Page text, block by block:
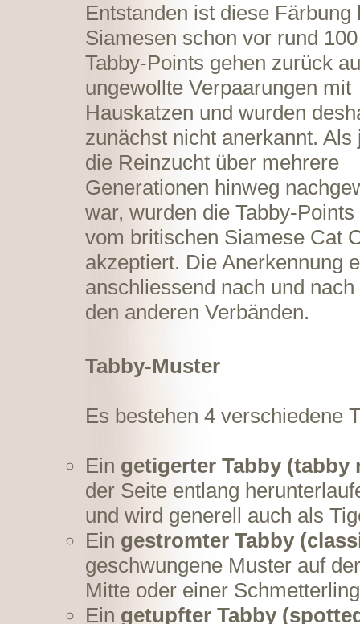
Entstanden ist diese Färbung
Siamesen schon vor rund
Tabby-Points gehen zurück
ungewollte Verpaarungen mit
Hauskatzen und wurden
zunächst nicht anerkannt. Als
die Reinzucht über mehrere
Generationen hinweg
war, wurden die Tabby-Points
vom britischen Siamese Cat
akzeptiert. Die Anerkennung
anschliessend nach und
den anderen Verbänden.
Tabby-Muster
Es bestehen 4 verschiedene
Ein getigerter Tabby (tabby
der Seite entlang
und wird generell auch als
Ein gestromter Tabby
geschwungene Muster auf
Mitte oder einer
Ein getupfter Tabby